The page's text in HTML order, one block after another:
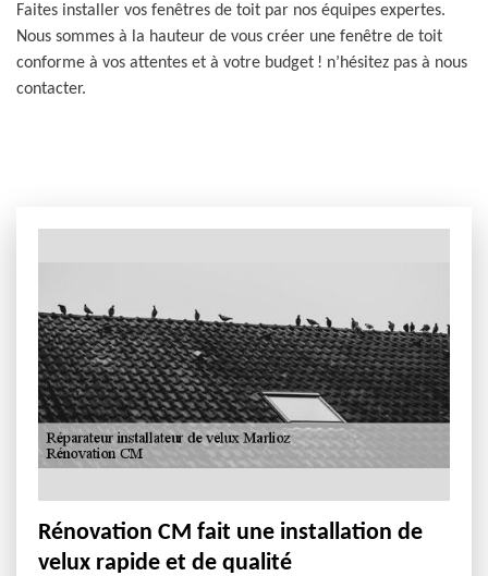
Faites installer vos fenêtres de toit par nos équipes expertes.
Nous sommes à la hauteur de vous créer une fenêtre de toit
conforme à vos attentes et à votre budget ! n’hésitez pas à nous
contacter.
Rénovation CM fait une installation de
velux rapide et de qualité